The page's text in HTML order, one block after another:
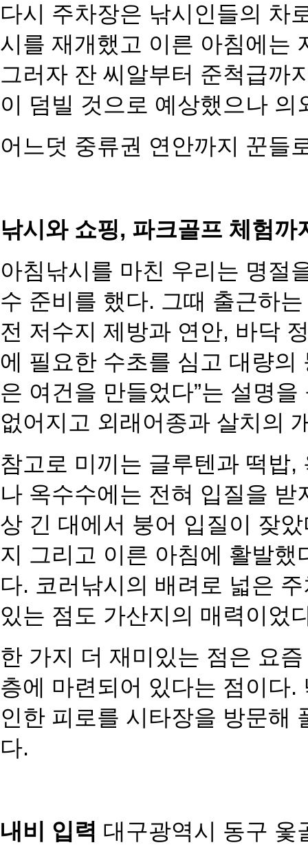
다시 주차장은 낚시인들의 차
시를 재개했고 이른 아침에는
그러자 잔 씨알부터 준척급까
이 덤빌 것으로 예상했으나
어느덧 중류권 연안까지 꾼들
낚시와 쇼핑, 파크골프 체험까
아침낚시를 마친 우리는 명절
수 준비를 했다. 그때 출근하
전 저수지 제방과 연안, 바닥
에 필요한 수초를 심고 대량
은 여건을 만들었다”는 설명
없어지고 외래어종과 살치의
참고로 미끼는 글루텐과 떡밥
나 옥수수에는 전혀 입질을
상 긴 대에서 붕어 입질이 잦
지 그리고 이른 아침에 활발
다. 코러낚시의 배려로 넓은
있는 점도 가산지의 매력이었
한 가지 더 재미있는 점은 요
층에 마련되어 있다는 점이다
인한 피로를 시타장을 방문해
다.
내비 입력 대구광역시 동구 옻